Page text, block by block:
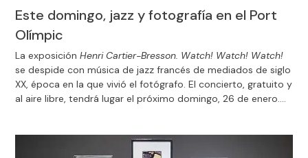
Este domingo, jazz y fotografía en el Port
Olímpic
La exposiciónHenri Cartier-Bresson. Watch! Watch! Watch!
se despide con música de jazz francés de mediados de siglo
XX, época en la que vivió el fotógrafo. El concierto, gratuito y
al aire libre, tendrá lugar el próximo domingo, 26 de enero.